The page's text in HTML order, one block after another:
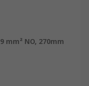
mm² NO, 270mm